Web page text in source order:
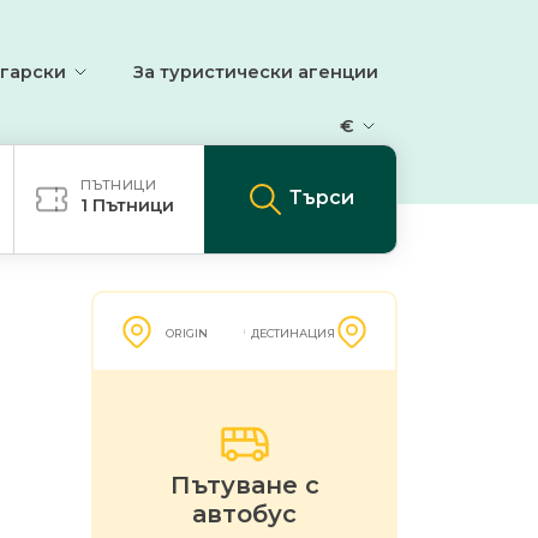
За туристически агенции
€
ПЪТНИЦИ
1 Пътници Търси
ORIGIN ДЕСТИНАЦИЯ
Пътуване с
автобус